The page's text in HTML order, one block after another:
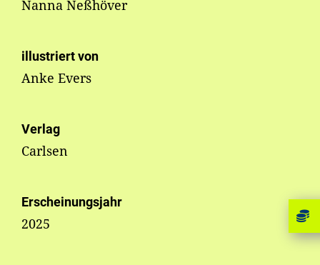
Nanna Neßhöver
illustriert von
Anke Evers
Verlag
Carlsen
Erscheinungsjahr
2025